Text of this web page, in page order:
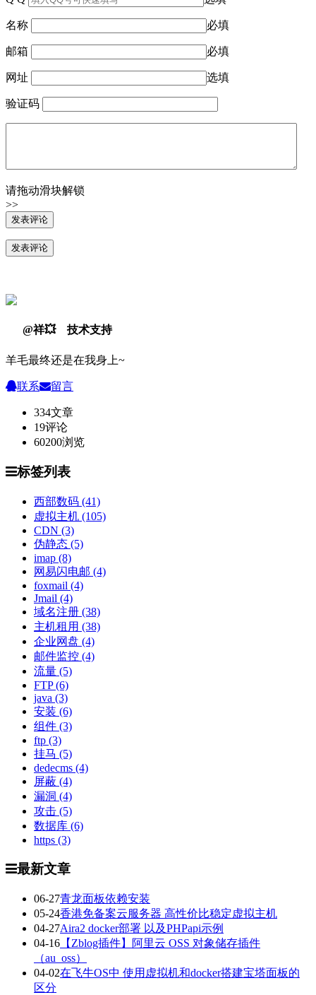
名称 必填
邮箱 必填
网址 选填
验证码
请拖动滑块解锁
>>
@祥💥 技术支持
羊毛最终还是在我身上~
联系 留言
334文章
19评论
60200浏览
标签列表
西部数码 (41)
虚拟主机 (105)
CDN (3)
伪静态 (5)
imap (8)
网易闪电邮 (4)
foxmail (4)
Jmail (4)
域名注册 (38)
主机租用 (38)
企业网盘 (4)
邮件监控 (4)
流量 (5)
FTP(6)
java (3)
安装 (6)
组件 (3)
ftp (3)
挂马 (5)
dedecms (4)
屏蔽 (4)
漏洞 (4)
攻击 (5)
数据库 (6)
https (3)
最新文章
06-27青龙面板依赖安装
05-24香港免备案云服务器 高性价比稳定虚拟主机
04-27Aira2 docker部署 以及PHPapi示例
04-16 【Zblog插件】阿里云 OSS 对象储存插件
（au_oss）
04-02在飞牛OS中 使用虚拟机和docker搭建宝塔面板的
区分